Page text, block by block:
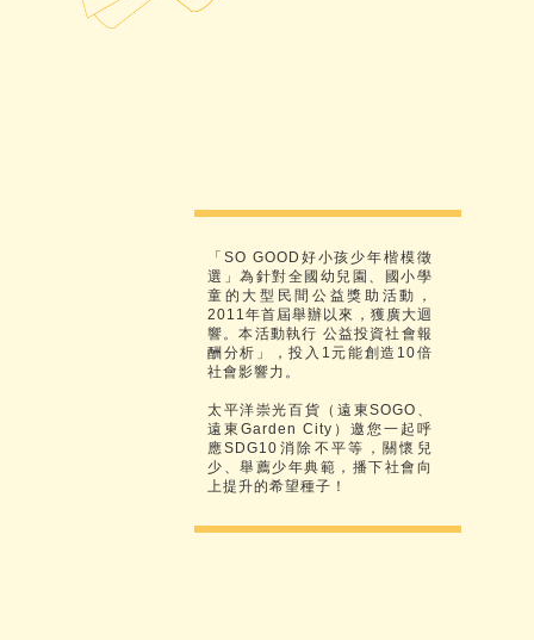
「SO GOOD好小孩少年楷模徵
選」為針對全國幼兒園、國小學
童的大型民間公益獎助活動，
2011年首屆舉辦以來，獲廣大迴
響。本活動執行 公益投資社會報
酬分析」，投入1元能創造10倍
社會影響力。
太平洋崇光百貨（遠東SOGO、
遠東Garden City）邀您一起呼
應SDG10消除不平等，關懷兒
少、舉薦少年典範，播下社會向
上提升的希望種子！